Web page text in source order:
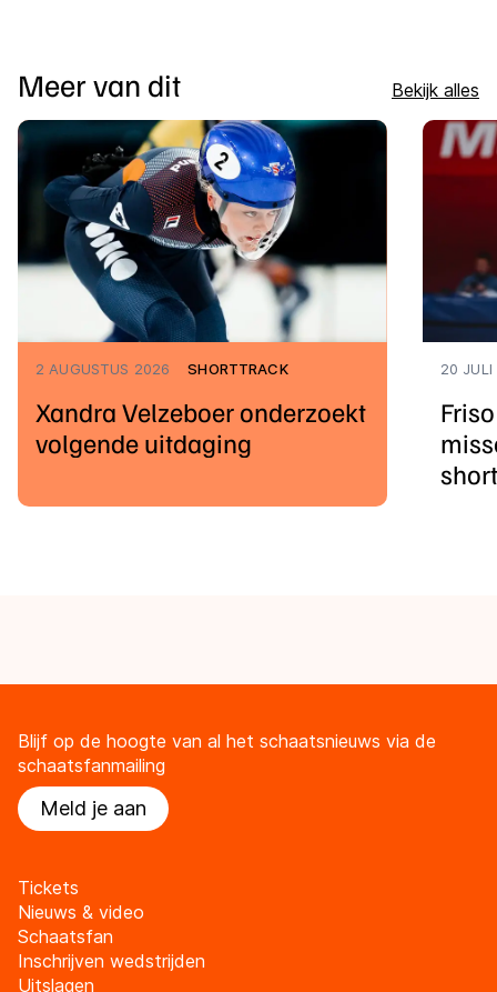
Meer van dit Bekijk alles
2 AUGUSTUS 2026 SHORTTRACK
Xandra Velzeboer onderzoekt
volgende uitdaging
20
Blijf op de hoogte van al het schaatsnieuws via de
schaatsfanmailing
Meld je aan
Tickets
Nieuws & video
Schaatsfan
Inschrijven wedstrijden
Uitslagen